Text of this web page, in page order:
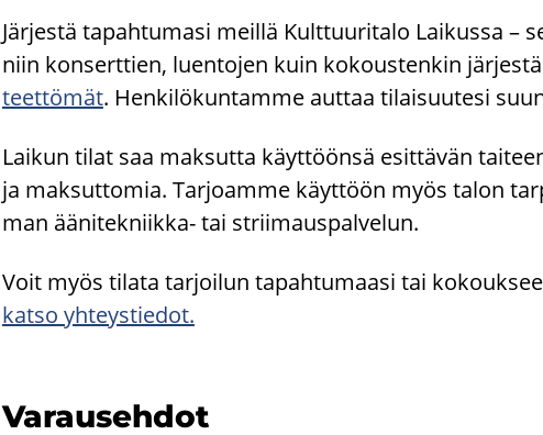
Jär­jes­tä ta­pah­tu­ma­si meil­lä Kult­tuu­ri­ta­lo Lai­kus­sa –
niin kon­sert­tien, luen­to­jen kuin ko­kous­ten­kin
teet­tö­mät. Hen­ki­lö­kun­tam­me aut­taa ti­lai­suu­te­si
Lai­kun tilat saa mak­sut­ta käyt­töön­sä esit­tä­vän
ja mak­sut­to­mia. Tar­joam­me käyt­töön myös talon
man äänitekniikka-​ tai strii­maus­pal­ve­lun.
Voit myös ti­la­ta tar­joi­lun ta­pah­tu­maa­si tai
katso yh­teys­tie­dot.
Va­rauseh­dot